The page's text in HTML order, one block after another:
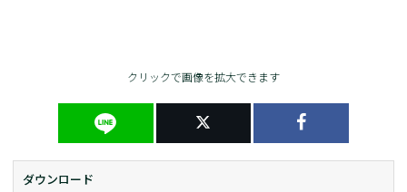
クリックで画像を拡大できます
ダウンロード